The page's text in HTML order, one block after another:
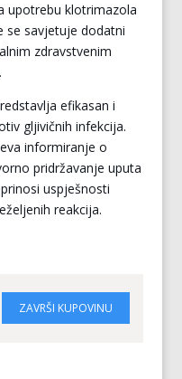
upotrebu klotrimazola
se savjetuje dodatni
zdravstvenim
efikasan i
gljivičnih infekcija.
informiranje o
pridržavanje uputa
uspješnosti
reakcija.